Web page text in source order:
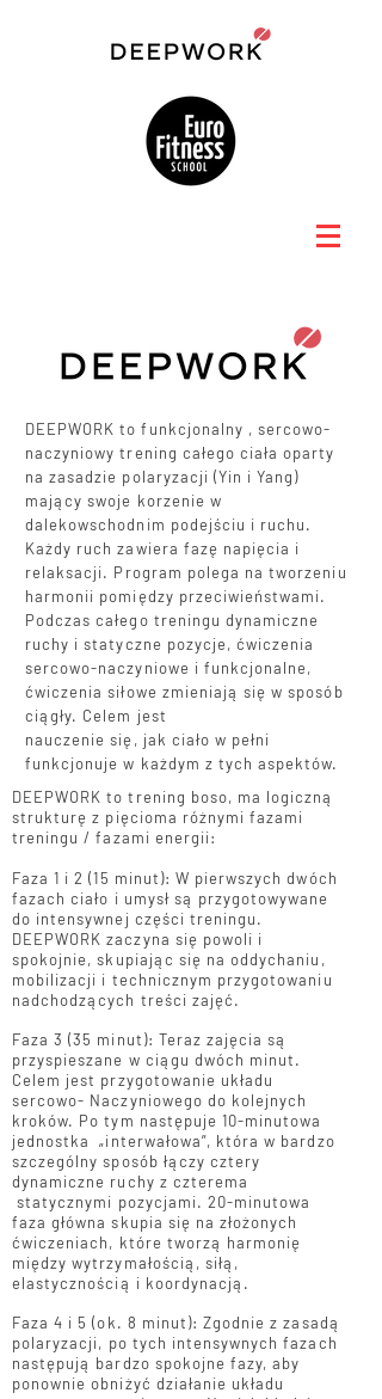
DEEPWORK to funkcjonalny , sercowo-
naczyniowy trening całego ciała oparty
na zasadzie polaryzacji (Yin i Yang)
mający swoje korzenie w
dalekowschodnim podejściu i ruchu.
Każdy ruch zawiera fazę napięcia i
relaksacji. Program polega na tworzeniu
harmonii pomiędzy przeciwieństwami.
Podczas całego treningu dynamiczne
ruchy i statyczne pozycje, ćwiczenia
sercowo-naczyniowe i funkcjonalne,
ćwiczenia siłowe zmieniają się w sposób
ciągły. Celem jest
nauczenie się, jak ciało w pełni
funkcjonuje w każdym z tych aspektów.
DEEPWORK to trening boso, ma logiczną
strukturę z pięcioma różnymi fazami
treningu / fazami energii:
Faza 1 i 2 (15 minut): W pierwszych dwóch
fazach ciało i umysł są przygotowywane
do intensywnej części treningu.
DEEPWORK zaczyna się powoli i
spokojnie, skupiając się na oddychaniu,
mobilizacji i technicznym przygotowaniu
nadchodzących treści zajęć.
Faza 3 (35 minut): Teraz zajęcia są
przyspieszane w ciągu dwóch minut.
Celem jest przygotowanie układu
sercowo- Naczyniowego do kolejnych
kroków. Po tym następuje 10-minutowa
jednostka „interwałowa”, która w bardzo
szczególny sposób łączy cztery
dynamiczne ruchy z czterema
statycznymi pozycjami. 20-minutowa
faza główna skupia się na złożonych
ćwiczeniach, które tworzą harmonię
między wytrzymałością, siłą,
elastycznością i koordynacją.
Faza 4 i 5 (ok. 8 minut): Zgodnie z zasadą
polaryzacji, po tych intensywnych fazach
następują bardzo spokojne fazy, aby
ponownie obniżyć działanie układu